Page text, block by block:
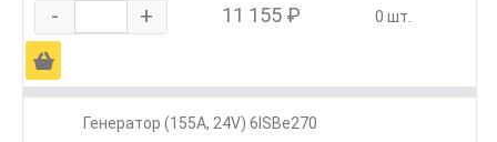
- + 11 155 ₽ 0 шт.
Ä
Генератор (155А, 24V) 6ISBe270